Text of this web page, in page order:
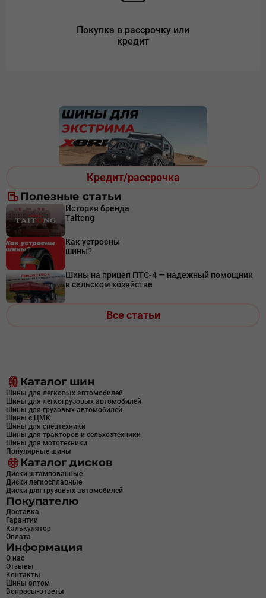
Кредит/рассрочка
Полезные статьи
История бренда
Taitong
Как устроены
шины?
Шины на прицеп ПТС-4 — надежный помощник
в сельском хозяйстве
Все статьи
Покупка в рассрочку или
кредит
Каталог шин
Шины для легковых автомобилей
Шины для легкогрузовых автомобилей
Шины для грузовых автомобилей
Шины с ЦМК
Шины для спецтехники
Шины для тракторов и сельхозтехники
Шины для мототехники
Популярные шины
Каталог дисков
Диски штампованные
Диски легкосплавные
Диски для грузовых автомобилей
Покупателю
Доставка
Гарантии
Калькулятор
Оплата
Информация
О нас
Отзывы
Контакты
Шины оптом
Вопросы-ответы